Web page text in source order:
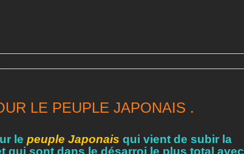
LE PEUPLE JAPONAIS .
le peuple Japonais qui vient de subir la
qui sont dans le désarroi le plus total avec